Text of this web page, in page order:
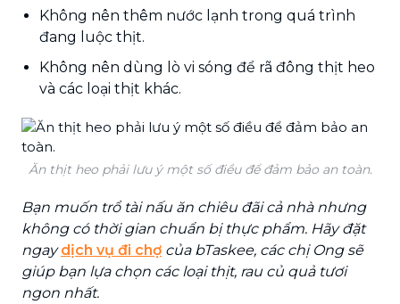
Không nên thêm nước lạnh trong quá trình
đang luộc thịt.
Không nên dùng lò vi sóng để rã đông thịt heo
và các loại thịt khác.
Ăn thịt heo phải lưu ý một số điều để đảm bảo an toàn.
Bạn muốn trổ tài nấu ăn chiêu đãi cả nhà nhưng
không có thời gian chuẩn bị thực phẩm. Hãy đặt
ngaydịch vụ đi chợ của bTaskee, các chị Ong sẽ
giúp bạn lựa chọn các loại thịt, rau củ quả tươi
ngon nhất.